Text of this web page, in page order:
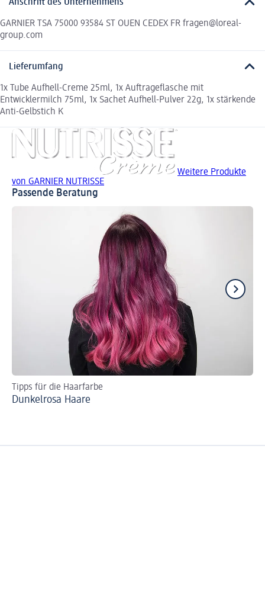
Anschrift des Unternehmens
GARNIER TSA 75000 93584 ST OUEN CEDEX FR fragen@loreal-
group.com
Lieferumfang
1x Tube Aufhell-Creme 25ml, 1x Auftrageflasche mit
Entwicklermilch 75ml, 1x Sachet Aufhell-Pulver 22g, 1x stärkende
Anti-Gelbstich K
Weitere Produkte
von GARNIER NUTRISSE
Passende Beratung
Tipps für die Haarfarbe
Dunkelrosa Haare